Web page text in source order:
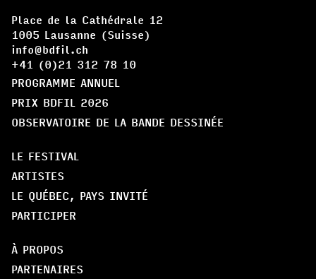
Place de la Cathédrale 12
1005 Lausanne (Suisse)
info@bdfil.ch
+41 (0)21 312 78 10
PROGRAMME ANNUEL
PRIX BDFIL 2026
OBSERVATOIRE DE LA BANDE DESSINÉE
LE FESTIVAL
ARTISTES
LE QUÉBEC, PAYS INVITÉ
PARTICIPER
À PROPOS
PARTENAIRES